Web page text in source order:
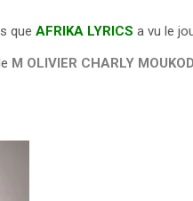
que AFRIKA LYRICS a vu le
M OLIVIER CHARLY